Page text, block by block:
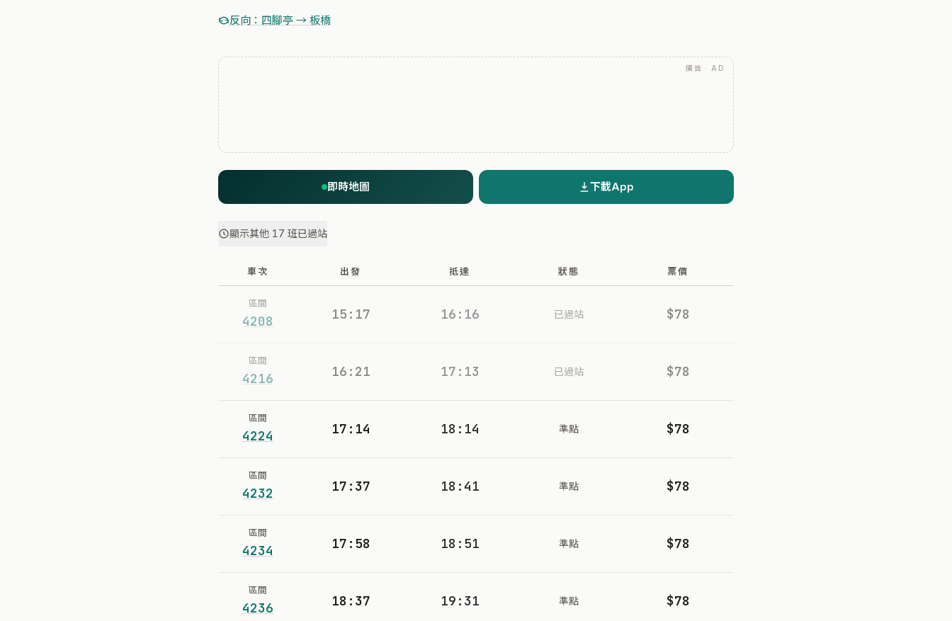
反向：四腳亭 → 板橋
廣告 · AD
即時地圖 下載App
顯示其他 17 班已過站
車次 出發 抵達 狀態 票價
區間
4208 15:17 16:16 已過站 $78
區間
4216 16:21 17:13 已過站 $78
區間
4224 17:14 18:14 準點 $78
區間
4232 17:37 18:41 準點 $78
區間
4234 17:58 18:51 準點 $78
區間
4236 18:37 19:31 準點 $78